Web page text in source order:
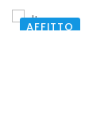
VENDITA